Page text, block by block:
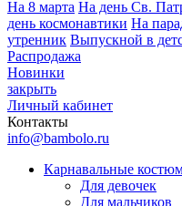
На 8 марта На день Св.
день космонавтики На
утренник Выпускной в
Распродажа
Новинки
закрыть
Личный кабинет
Контакты
info@bambolo.ru
Карнавальные
Для девочек
Для мальчиков